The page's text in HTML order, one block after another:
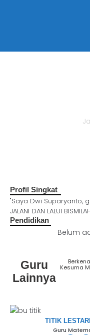
Profil Singkat
"Saya Dwi Suparyanto,
JALANI DAN LALUI
Pendidikan
Belum
Guru
Lainnya
Kesuma
TITIK
Guru